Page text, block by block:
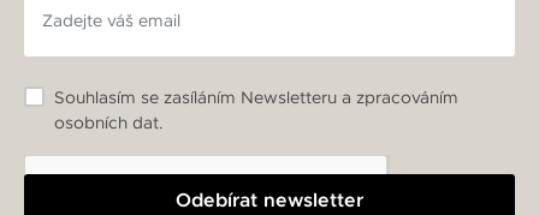
Odebírat newsletter
Souhlasím se zasíláním Newsletteru a zpracováním
osobních dat.